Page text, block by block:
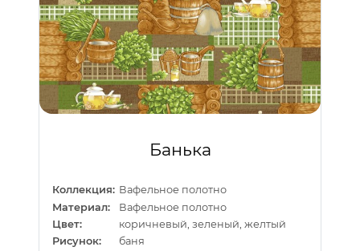
Банька
Коллекция: Вафельное полотно
Материал:
Вафельное полотно
Цвет:
коричневый, зеленый, желтый
Рисунок:
баня